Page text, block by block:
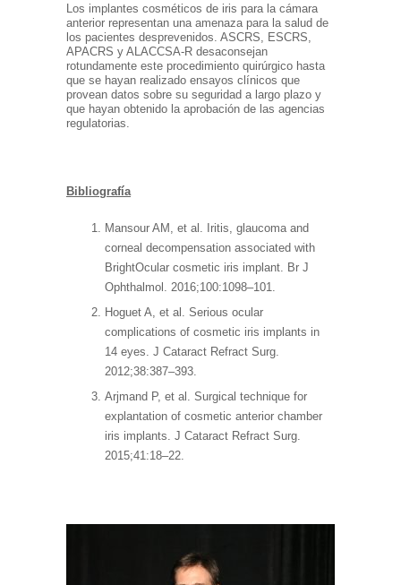
Los implantes cosméticos de iris para la cámara
anterior representan una amenaza para la salud de
los pacientes desprevenidos. ASCRS, ESCRS,
APACRS y ALACCSA-R desaconsejan
rotundamente este procedimiento quirúrgico hasta
que se hayan realizado ensayos clínicos que
provean datos sobre su seguridad a largo plazo y
que hayan obtenido la aprobación de las agencias
regulatorias.
Bibliografía
Mansour AM, et al. Iritis, glaucoma and
corneal decompensation associated with
BrightOcular cosmetic iris implant. Br J
Ophthalmol. 2016;100:1098–101.
Hoguet A, et al. Serious ocular
complications of cosmetic iris implants in
14 eyes. J Cataract Refract Surg.
2012;38:387–393.
Arjmand P, et al. Surgical technique for
explantation of cosmetic anterior chamber
iris implants. J Cataract Refract Surg.
2015;41:18–22.